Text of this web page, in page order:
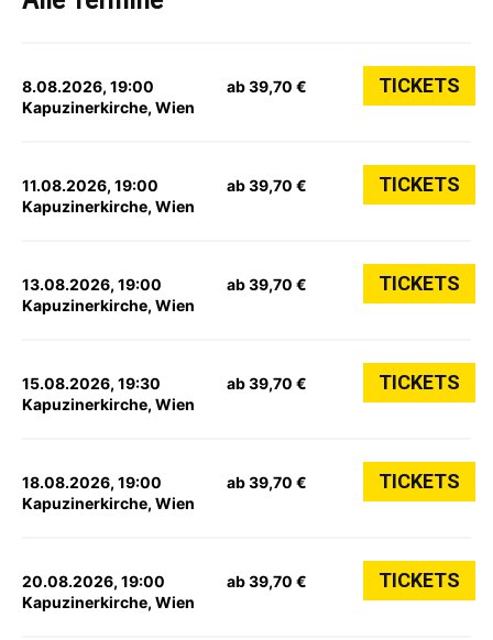
8.08.2026, 19:00
Kapuzinerkirche, Wien
ab 39,70 € TICKETS
11.08.2026, 19:00
Kapuzinerkirche, Wien
ab 39,70 € TICKETS
13.08.2026, 19:00
Kapuzinerkirche, Wien
ab 39,70 € TICKETS
15.08.2026, 19:30
Kapuzinerkirche, Wien
ab 39,70 € TICKETS
18.08.2026, 19:00
Kapuzinerkirche, Wien
ab 39,70 € TICKETS
20.08.2026, 19:00
Kapuzinerkirche, Wien
ab 39,70 € TICKETS